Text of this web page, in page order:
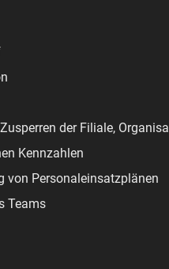
der Filiale,
Kennzahlen
von Personaleinsatzplänen
Teams